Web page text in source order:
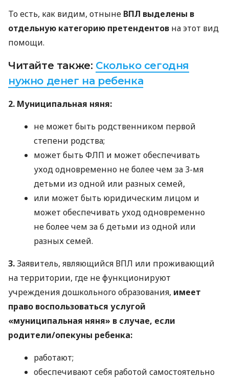
То есть, как видим, отныне ВПЛ выделены в
отдельную категорию претендентов на этот вид
помощи.
Читайте также: Сколько сегодня
нужно денег на ребенка
2. Муниципальная няня:
не может быть родственником первой
степени родства;
может быть ФЛП и может обеспечивать
уход одновременно не более чем за 3-мя
детьми из одной или разных семей,
или может быть юридическим лицом и
может обеспечивать уход одновременно
не более чем за 6 детьми из одной или
разных семей.
3.Заявитель, являющийся ВПЛ или проживающий
на территории, где не функционируют
учреждения дошкольного образования, имеет
право воспользоваться услугой
«муниципальная няня» в случае, если
родители/опекуны ребенка:
работают;
обеспечивают себя работой самостоятельно